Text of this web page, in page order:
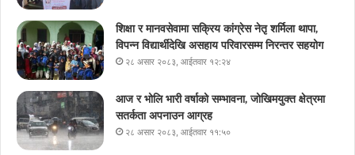
शिक्षा र मानवसेवामा सक्रिय कांग्रेस नेतृ शर्मिला थापा,
विपन्न विद्यार्थीदेखि असहाय परिवारसम्म निरन्तर सहयोग
२८ असार २०८३, आईतवार १२:२४
आज र भोलि भारी वर्षाको सम्भावना, जोखिमयुक्त क्षेत्रमा
सतर्कता अपनाउन आग्रह
२८ असार २०८३, आईतवार ११:५०